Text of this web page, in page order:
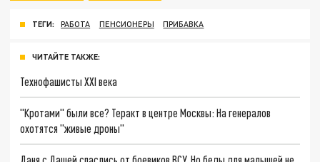
ТЕГИ: РАБОТА ПЕНСИОНЕРЫ ПРИБАВКА
ЧИТАЙТЕ ТАКЖЕ:
Технофашисты XXI века
"Кротами" были все? Теракт в центре Москвы: На генералов
охотятся "живые дроны"
Даня с Дашей спаслись от боевиков ВСУ. Но беды для малышей не